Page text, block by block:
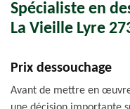
Spécialiste en
La Vieille Lyre
Prix dessouchage
Avant de mettre en